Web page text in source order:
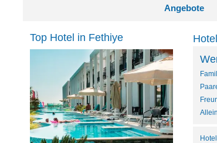
Angebote
Top Hotel in Fethiye